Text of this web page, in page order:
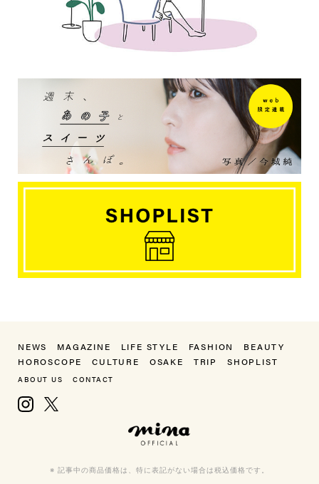
NEWS MAGAZINE LIFE STYLE FASHION
BEAUTY
HOROSCOPE
CULTURE OSAKE TRIP SHOPLIST
ABOUT US CONTACT
Instagram
※ 記事中の商品価格は、特に表記がない場合は税込価格です。